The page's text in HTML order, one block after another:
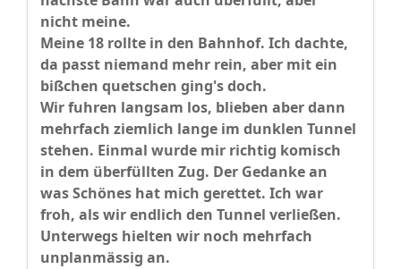
nicht meine.
Meine 18 rollte in den Bahnhof. Ich dachte,
da passt niemand mehr rein, aber mit ein
bißchen quetschen ging's doch.
Wir fuhren langsam los, blieben aber dann
mehrfach ziemlich lange im dunklen Tunnel
stehen. Einmal wurde mir richtig komisch
in dem überfüllten Zug. Der Gedanke an
was Schönes hat mich gerettet. Ich war
froh, als wir endlich den Tunnel verließen.
Unterwegs hielten wir noch mehrfach
unplanmässig an.